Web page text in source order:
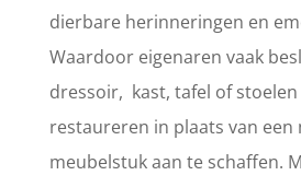
dierbare herinneringen en
Waardoor eigenaren vaak
dressoir, kast, tafel of
restaureren in plaats van een
meubelstuk aan te schaffen.